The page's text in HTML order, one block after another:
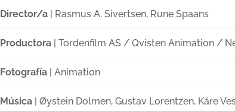
Director/a| Rasmus A. Sivertsen, Rune Spaans
Productora| Tordenfilm AS / Qvisten Animation /
Fotografía| Animation
Música| Øystein Dolmen, Gustav Lorentzen, Kåre